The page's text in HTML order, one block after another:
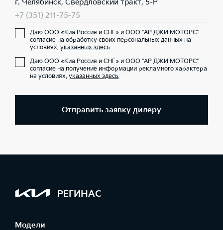
г. Челябинск, Свердловский тракт, 5-Р
+7 (351) 211-75-75
Даю ООО «Киа Россия и СНГ» и ООО "АР ДЖИ МОТОРС"
согласие на обработку своих персональных данных на
условиях, указанных здесь
Даю ООО «Киа Россия и СНГ» и ООО "АР ДЖИ МОТОРС"
согласие на получение информации рекламного характера
на условиях, указанных здесь.
Отправить заявку дилеру
РЕГИНАС
Модели